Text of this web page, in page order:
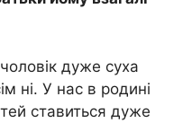
дуже суха
ні. У нас в родині
ставиться дуже